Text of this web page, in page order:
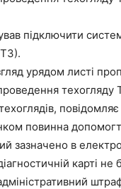
підключити
урядом листі
повинна
зазначено в
карті